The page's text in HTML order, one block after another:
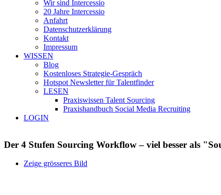
Wir sind Intercessio
20 Jahre Intercessio
Anfahrt
Datenschutzerklärung
Kontakt
Impressum
WISSEN
Blog
Kostenloses Strategie-Gespräch
Hotspot Newsletter für Talentfinder
LESEN
Praxiswissen Talent Sourcing
Praxishandbuch Social Media Recruiting
LOGIN
Der 4 Stufen Sourcing Workflow – viel besser als
Zeige grösseres Bild